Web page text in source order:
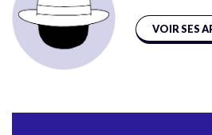
VOIR SES